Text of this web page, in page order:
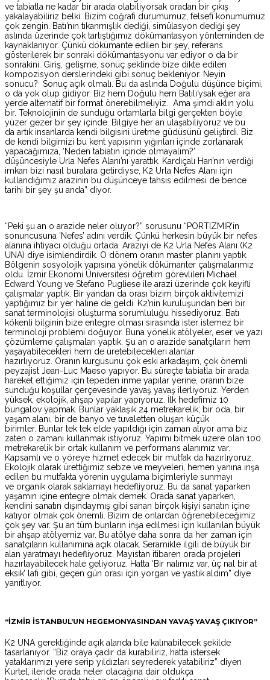
ve tabiatla ne kadar bir arada olabiliyorsak oradan bir çıkış
yakalayabiliriz belki. Bizim coğrafi durumumuz, felsefi konumumuz
çok zengin. Batı’nın tıkanmışlık dediği, simülasyon dediği şey
aslında üzerinde çok tartıştığımız dökümantasyon yönteminden de
kaynaklanıyor. Çünkü dökümante edilen bir şey, referans
gösterilerek bir sonraki dökümantasyonu var ediyor o da bir
sonrakini. Giriş, gelişme, sonuç şeklinde bize dikte edilen
kompozisyon derslerindeki gibi sonuç bekleniyor. Neyin
sonucu? Sonuç açık olmalı. Bu da aslında Doğulu düşünce biçimi,
o da yok olup gidiyor. Biz hem Doğulu hem Batılı’ysak eğer ara
yerde alternatif bir format önerebilmeliyiz. Ama şimdi aklın yolu
bir. Teknolojinin de sunduğu ortamlarla bilgi gerçekten böyle
yüzer gezer bir şey içinde. Bilgiye her an ulaşabiliyoruz ve bu
da artık insanlarda kendi bilgisini üretme güdüsünü geliştirdi. Biz
de kendi bilgimizi bu kent yapısının yığınları içinde zorlanarak
yapacağımıza, ‘Neden tabiatın içinde olmayalım?’
düşüncesiyle Urla Nefes Alanı’nı yarattık. Kardıçalı Han’nın verdiği
imkan bizi nasıl buralara getirdiyse, K2 Urla Nefes Alanı için
kullandığımız arazinin bu düşünceye tahsis edilmesi de bence
tarihi bir şey şu anda” diyor.
“Peki şu an o arazide neler oluyor?” sorusunu “PORTIZMIR’in
sonuncusuna ‘Nefes’ adını verdik. Çünkü herkesin büyük bir nefes
alanına ihtiyacı olduğu ortada. Araziyi de K2 Urla Nefes Alanı (K2
UNA) diye isimlendirdik. O dönem oranın master planını yaptık.
Bölgenin sosyolojik yapısına yönelik dökümanter çalışmalarımız
oldu. İzmir Ekonomi Üniversitesi öğretim görevlileri Michael
Edward Young ve Stefano Pugliese ile arazi üzerinde çok keyifli
çalışmalar yaptık. Bir yandan da orası bizim birçok aktivitemizi
yaptığımız bir yer haline de geldi. K2’nin kuruluşundan beri bir
sanat terminolojisi oluşturma sorumluluğu hissediyoruz. Batı
kökenli bilginin bize entegre olması sırasında ister istemez bir
terminoloji problemi doğuyor. Buna yönelik atölyeler, eser ve yazı
çözümleme çalışmaları yaptık. Şu an o arazide sanatçıların hem
yaşayabilecekleri hem de üretebilecekleri alanlar
hazırlıyoruz. Oranın kurgusunu çok eski arkadaşım, çok önemli
peyzajist Jean-Luc Maeso yapıyor. Bu süreçte tabiatla bir arada
hareket ettiğimiz için tepeden inme yapılar yerine, oranın bize
sunduğu koşullar çerçevesinde yavaş yavaş ilerliyoruz. Yerden
yüksek, ekolojik, ahşap yapılar yapıyoruz. İlk hedefimiz 10
bungalov yapmak. Bunlar yaklaşık 24 metrekarelik; bir oda, bir
yaşam alanı, bir de banyo ve tuvaletten oluşan küçük
birimler. Bunlar tek tek elde yapıldığı için zaman alıyor ama biz
zaten o zamanı kullanmak istiyoruz. Yapımı bitmek üzere olan 100
metrekarelik bir ortak kullanım ve performans alanımız var.
Kapsamlı ve o yöreye hizmet edecek bir mutfak da hazırlıyoruz.
Ekolojik olarak ürettiğimiz sebze ve meyveleri, hemen yanına inşa
edilen bu mutfakta yörenin uygulama biçimleriyle sunmayı
ve organik olarak saklamayı hedefliyoruz. Bu da sanat yaparken
yaşamın içine entegre olmak demek. Orada sanat yaparken,
kendini sanatın dışındaymış gibi sanan birçok kişiyi sanatın içine
katıyor olmak çok önemli. Bizim de onlardan öğrenebileceğimiz
çok şey var. Şu an tüm bunların inşa edilmesi için kullanılan büyük
bir ahşap atölyemiz var. Bu atölye daha sonra da her zaman için
sanatçıların kullanımına açık olacak. Seramikle ilgili de büyük bir
alan yaratmayı hedefliyoruz. Mayıstan itibaren orada projeleri
hazırlayabilecek hale geliyoruz. Hatta ‘Bir nalımız var, üç nal bir at
eksik’ lafı gibi, geçen gün orası için yorgan ve yastık aldım” diye
yanıtlıyor.
“İZMİR İSTANBUL’UN HEGEMONYASINDAN YAVAŞ YAVAŞ ÇIKIYOR”
K2 UNA gerektiğinde açık alanda bile kalınabilecek şekilde
tasarlanıyor. “Biz oraya çadır da kurabiliriz, hatta istersek
yataklarımızı yere serip yıldızları seyrederek yatabiliriz” diyen
Kurtel, ileride orada neler olacağına dair oldukça